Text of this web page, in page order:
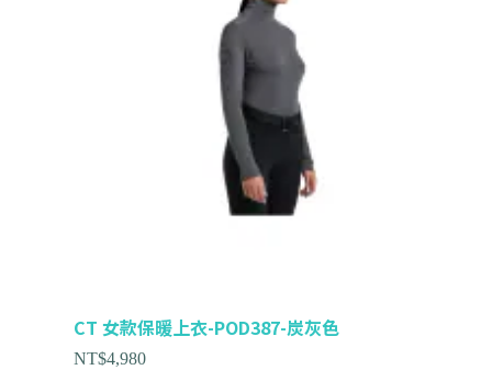
CT 女款保暖上衣-POD387-炭灰色
NT$4,980